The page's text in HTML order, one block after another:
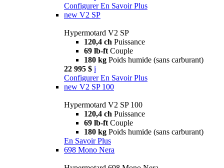
Configurer En Savoir Plus
new V2 SP
Hypermotard V2 SP
120,4 ch Puissance
69 lb-ft Couple
180 kg Poids humide (sans carburant)
22 995 $ i
Configurer En Savoir Plus
new V2 SP 100
Hypermotard V2 SP 100
120,4 ch Puissance
69 lb-ft Couple
180 kg Poids humide (sans carburant)
En Savoir Plus
698 Mono Nera